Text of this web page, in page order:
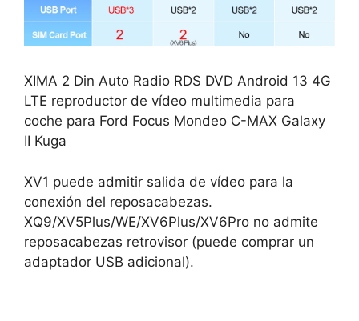
XIMA 2 Din Auto Radio RDS DVD Android 13 4G
LTE reproductor de vídeo multimedia para
coche para Ford Focus Mondeo C-MAX Galaxy
II Kuga
XV1 puede admitir salida de vídeo para la
conexión del reposacabezas.
XQ9/XV5Plus/WE/XV6Plus/XV6Pro no admite
reposacabezas retrovisor (puede comprar un
adaptador USB adicional).